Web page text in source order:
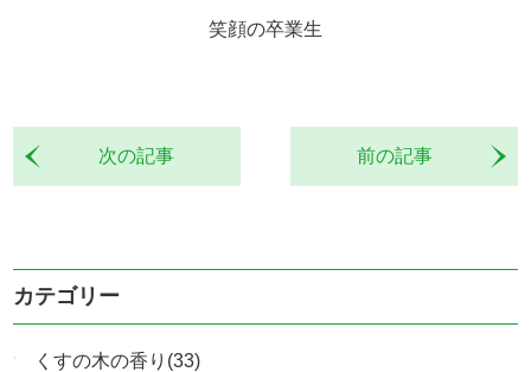
笑顔の卒業生
前の記事
次の記事
カテゴリー
くすの木の香り(33)